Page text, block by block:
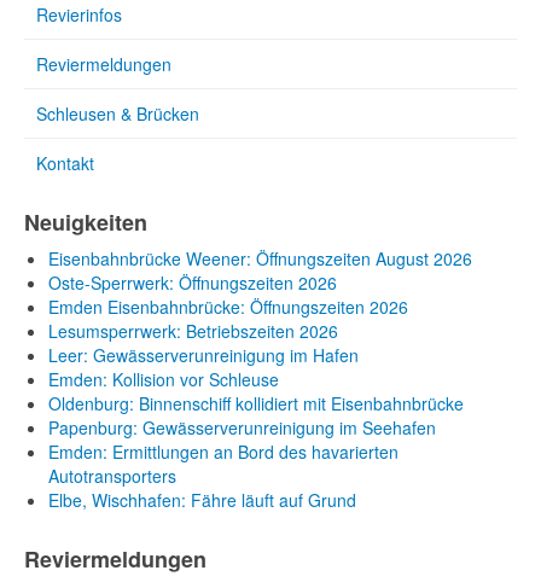
Revierinfos
Reviermeldungen
Schleusen & Brücken
Kontakt
Neuigkeiten
Eisenbahnbrücke Weener: Öffnungszeiten August 2026
Oste-Sperrwerk: Öffnungszeiten 2026
Emden Eisenbahnbrücke: Öffnungszeiten 2026
Lesumsperrwerk: Betriebszeiten 2026
Leer: Gewässerverunreinigung im Hafen
Emden: Kollision vor Schleuse
Oldenburg: Binnenschiff kollidiert mit Eisenbahnbrücke
Papenburg: Gewässerverunreinigung im Seehafen
Emden: Ermittlungen an Bord des havarierten
Autotransporters
Elbe, Wischhafen: Fähre läuft auf Grund
Reviermeldungen